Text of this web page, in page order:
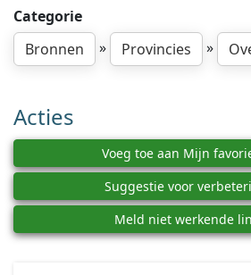
Categorie
Bronnen
» Provincies »
Acties
Voeg toe aan Mijn
Suggestie voor
Meld niet werkende